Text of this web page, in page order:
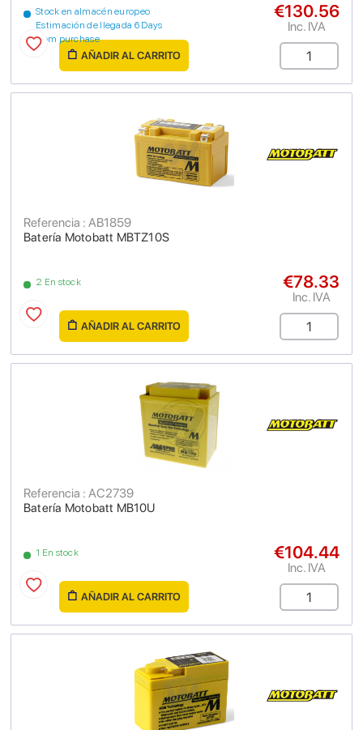
Stock en almacén europeo
Estimación de llegada 6 Days
from purchase
€130.56
Inc. IVA
AÑADIR AL CARRITO
Batería Motobatt MBTZ10S
Referencia : AB1859
2 En stock €78.33
Inc. IVA
AÑADIR AL CARRITO
Batería Motobatt MB10U
Referencia : AC2739
1 En stock €104.44
Inc. IVA
AÑADIR AL CARRITO